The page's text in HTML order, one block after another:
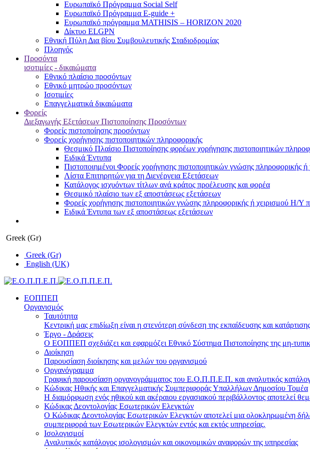
Ευρωπαϊκό Πρόγραμμα Social Self
Ευρωπαϊκό Πρόγραμμα E-guide +
Ευρωπαϊκό πρόγραμμα MATHISIS – HORIZON 2020
Δίκτυο ELGPN
Εθνική Πύλη Δια βίου Συμβουλευτικής Σταδιοδρομίας
Πλοηγός
Προσόντα
ισοτιμίες - δικαιώματα
Εθνικό πλαίσιο προσόντων
Εθνικό μητρώο προσόντων
Ισοτιμίες
Επαγγελματικά δικαιώματα
Φορείς
Διεξαγωγής Εξετάσεων Πιστοποίησης Προσόντων
Φορείς πιστοποίησης προσόντων
Φορείς χορήγησης πιστοποιητικών πληροφορικής
Θεσμικό Πλαίσιο Πιστοποίησης φορέων χορήγησης πιστοποιητικών
Ειδικά Έντυπα
Πιστοποιημένοι Φορείς χορήγησης πιστοποιητικών γνώσης πληροφορικής
Λίστα Επιτηρητών για τη Διενέργεια Εξετάσεων
Κατάλογος ισχυόντων τίτλων ανά κράτος προέλευσης και φορέα
Θεσμικό πλαίσιο των εξ αποστάσεως εξετάσεων
Φορείς χορήγησης πιστοποιητικών γνώσης πληροφορικής ή χειρισμού Η/Υ
Ειδικά Έντυπα των εξ αποστάσεως εξετάσεων
Greek (Gr)
Greek (Gr)
English (UK)
ΕΟΠΠΕΠ
Οργανισμός
Ταυτότητα
Κεντρική μας επιδίωξη είναι η στενότερη σύνδεση της εκπαίδευσης και
Έργο - Δράσεις
Ο ΕΟΠΠΕΠ σχεδιάζει και εφαρμόζει Eθνικό Σύστημα Πιστοποίησης της μη-
Διοίκηση
Παρουσίαση διοίκησης και μελών του οργανισμού
Οργανόγραμμα
Γραφική παρουσίαση οργανογράμματος του Ε.Ο.Π.Π.Ε.Π. και αναλυτικός
Κώδικας Ηθικής και Επαγγελματικής Συμπεριφοράς Υπαλλήλων Δημοσίου Τομέα
Η διαμόρφωση ενός ηθικού και ακέραιου εργασιακού περιβάλλοντος αποτελεί
Κώδικας Δεοντολογίας Εσωτερικών Ελεγκτών
Ο Κώδικας Δεοντολογίας Εσωτερικών Ελεγκτών αποτελεί μια ολοκληρωμένη
συμπεριφορά των Εσωτερικών Ελεγκτών εντός και εκτός υπηρεσίας.
Ισολογισμοί
Αναλυτικός κατάλογος ισολογισμών και οικονομικών αναφορών της υπηρεσίας